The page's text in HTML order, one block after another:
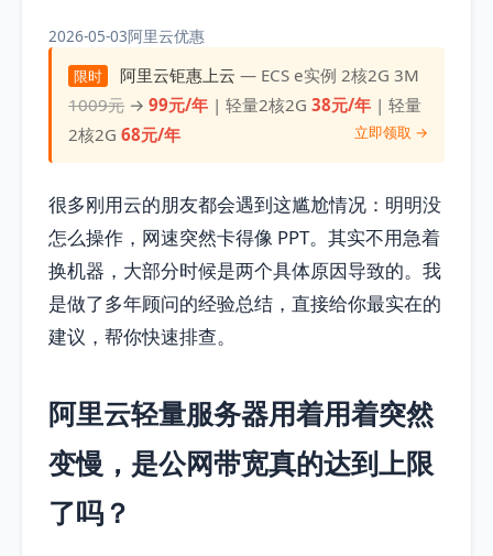
2026-05-03阿里云优惠
限时 阿里云钜惠上云 — ECS e实例 2核2G 3M
1009元 →99元/年 | 轻量2核2G38元/年 | 轻量
2核2G68元/年 立即领取 →
很多刚用云的朋友都会遇到这尴尬情况：明明没
怎么操作，网速突然卡得像 PPT。其实不用急着
换机器，大部分时候是两个具体原因导致的。我
是做了多年顾问的经验总结，直接给你最实在的
建议，帮你快速排查。
阿里云轻量服务器用着用着突然
变慢，是公网带宽真的达到上限
了吗？